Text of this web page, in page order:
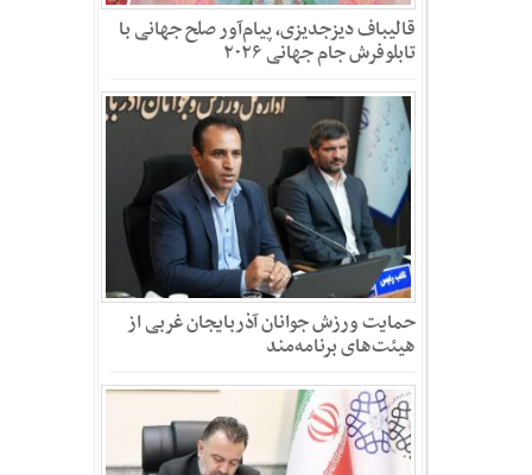
قالیباف دیزجدیزی، پیام‌آور صلح جهانی با
تابلوفرش جام جهانی ۲۰۲۶
حمایت ورزش جوانان آذربایجان غربی از
هیئت‌های برنامه‌مند